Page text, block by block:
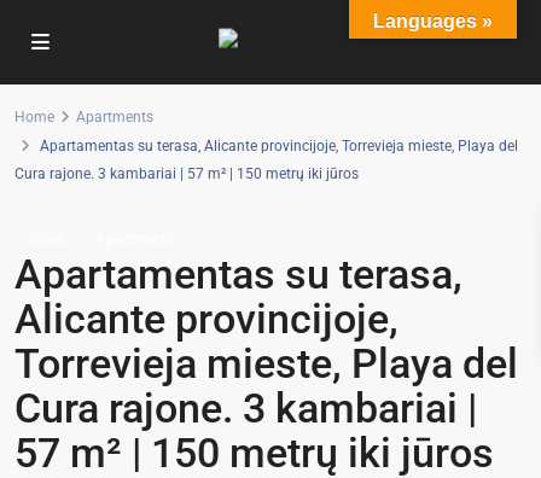
Home
Apartments
Apartamentas su terasa, Alicante provincijoje, Torrevieja mieste, Playa del
Cura rajone. 3 kambariai | 57 m² | 150 metrų iki jūros
Apartamentas su terasa,
Alicante provincijoje,
Torrevieja mieste, Playa del
Cura rajone. 3 kambariai |
57 m² | 150 metrų iki jūros
Languages »